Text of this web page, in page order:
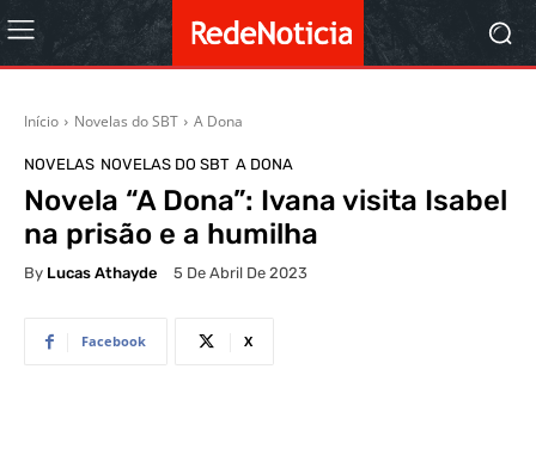
Início Novelas do SBT A Dona
NOVELAS NOVELAS DO SBT A DONA
Novela “A Dona”: Ivana visita Isabel
na prisão e a humilha
By Lucas Athayde 5 De Abril De 2023
Facebook X